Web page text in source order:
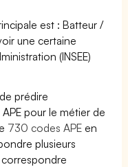
est : Batteur /
une certaine
(INSEE)
prédire
pour le métier de
730 codes APE en
plusieurs
correspondre